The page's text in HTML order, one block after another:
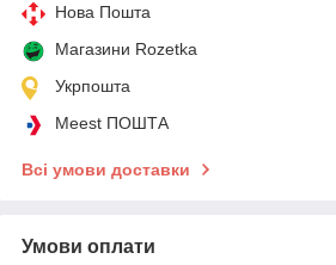
Нова Пошта
Магазини Rozetka
Укрпошта
Meest ПОШТА
Всі умови доставки
Умови оплати